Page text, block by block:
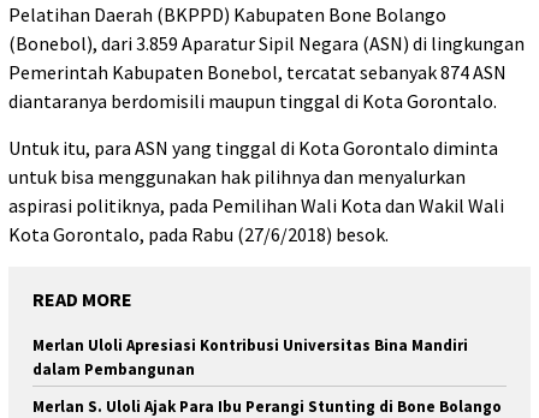
Pelatihan Daerah (BKPPD) Kabupaten Bone Bolango
(Bonebol), dari 3.859 Aparatur Sipil Negara (ASN) di lingkungan
Pemerintah Kabupaten Bonebol, tercatat sebanyak 874 ASN
diantaranya berdomisili maupun tinggal di Kota Gorontalo.
Untuk itu, para ASN yang tinggal di Kota Gorontalo diminta
untuk bisa menggunakan hak pilihnya dan menyalurkan
aspirasi politiknya, pada Pemilihan Wali Kota dan Wakil Wali
Kota Gorontalo, pada Rabu (27/6/2018) besok.
READ MORE
Merlan Uloli Apresiasi Kontribusi Universitas Bina Mandiri
dalam Pembangunan
Merlan S. Uloli Ajak Para Ibu Perangi Stunting di Bone Bolango